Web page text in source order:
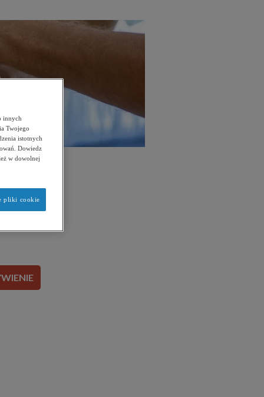
jak
innych
Twojego
istotnych
Dowiedz
w dowolnej
pliki cookie